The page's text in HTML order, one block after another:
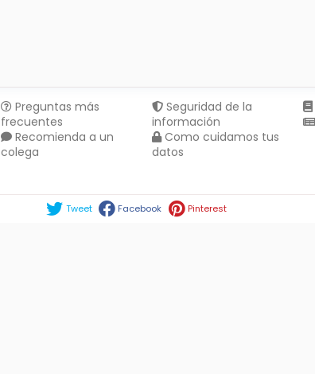
Preguntas más
frecuentes
Recomienda a un
colega
Seguridad de la
información
Como cuidamos tus
datos
Tweet Facebook Pinterest